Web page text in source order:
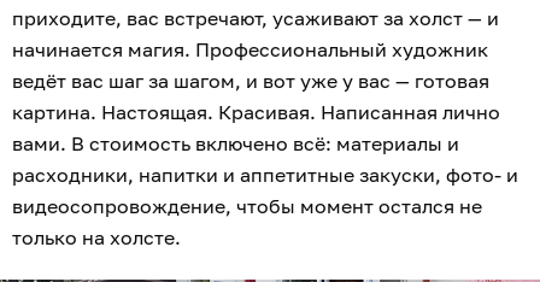
приходите, вас встречают, усаживают за холст — и
начинается магия. Профессиональный художник
ведёт вас шаг за шагом, и вот уже у вас — готовая
картина. Настоящая. Красивая. Написанная лично
вами. В стоимость включено всё: материалы и
расходники, напитки и аппетитные закуски, фото- и
видеосопровождение, чтобы момент остался не
только на холсте.